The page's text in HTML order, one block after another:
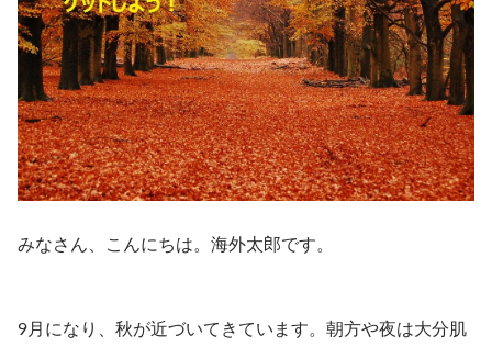
みなさん、こんにちは。海外太郎です。
9月になり、秋が近づいてきています。朝方や夜は大分肌